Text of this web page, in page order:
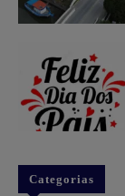
Categorias